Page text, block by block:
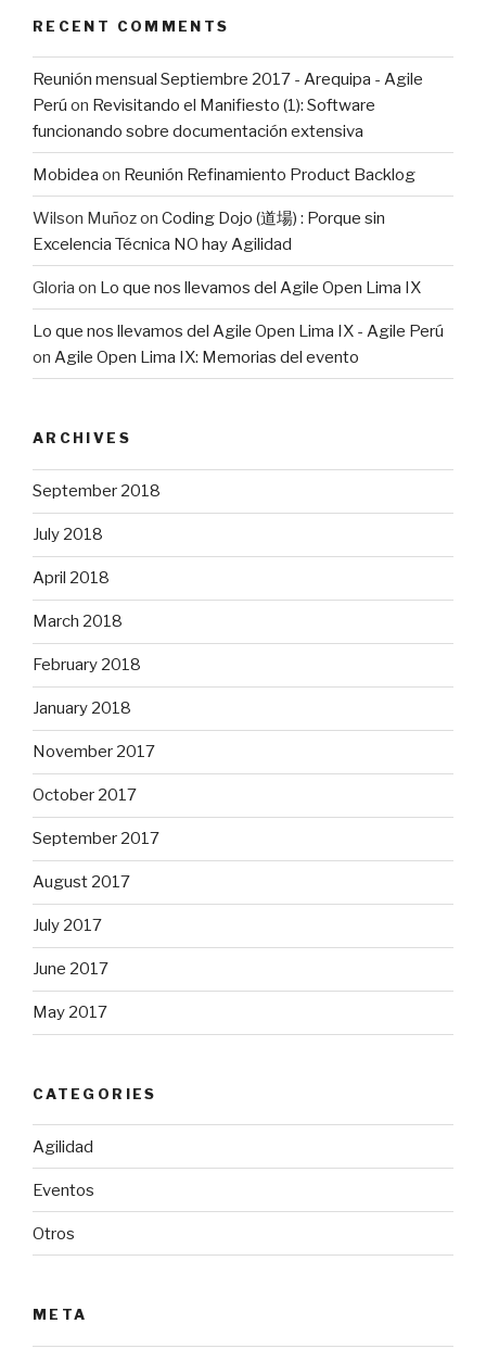
RECENT COMMENTS
Reunión mensual Septiembre 2017 - Arequipa - Agile
Perú on Revisitando el Manifiesto (1): Software
funcionando sobre documentación extensiva
Mobidea on Reunión Refinamiento Product Backlog
Wilson Muñozon Coding Dojo (道場) : Porque sin
Excelencia Técnica NO hay Agilidad
Gloria on Lo que nos llevamos del Agile Open Lima IX
Lo que nos llevamos del Agile Open Lima IX - Agile Perú
on Agile Open Lima IX: Memorias del evento
ARCHIVES
September 2018
July 2018
April 2018
March 2018
February 2018
January 2018
November 2017
October 2017
September 2017
August 2017
July 2017
June 2017
May 2017
CATEGORIES
Agilidad
Eventos
Otros
META